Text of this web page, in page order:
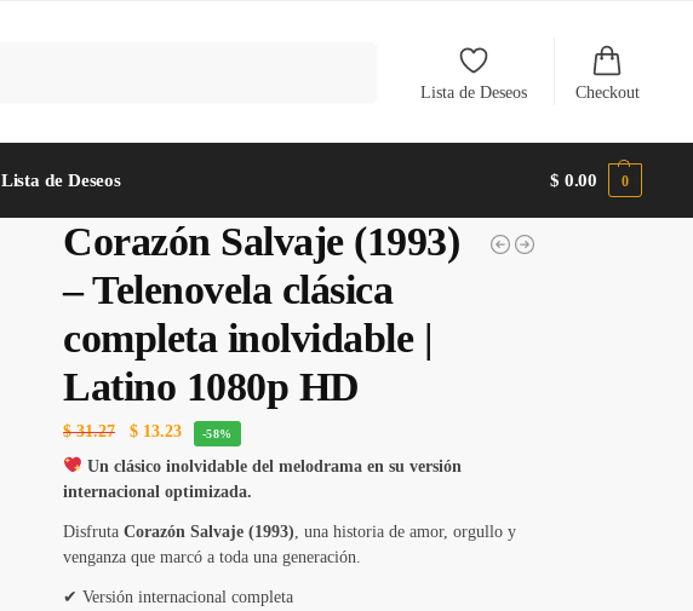
Lista de Deseos Checkout
Lista de Deseos $ 0.00 0
Corazón Salvaje (1993)
– Telenovela clásica
completa inolvidable |
Latino 1080p HD
$31.27 $ 13.23 -58%
Un clásico inolvidable del melodrama en su versión
internacional optimizada.
DisfrutaCorazón Salvaje (1993) , una historia de amor, orgullo y
venganza que marcó a toda una generación.
✔ Versión internacional completa